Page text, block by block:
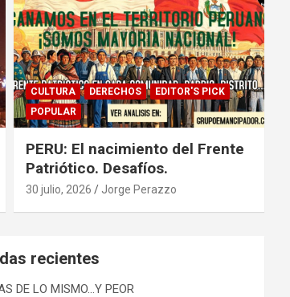
CULTURA DERECHOS
EDITOR'S PICK
POPULAR
PERU: El nacimiento del Frente
Patriótico. Desafíos.
30 julio, 2026 Jorge Perazzo
recientes
DE LO MISMO…Y PEOR